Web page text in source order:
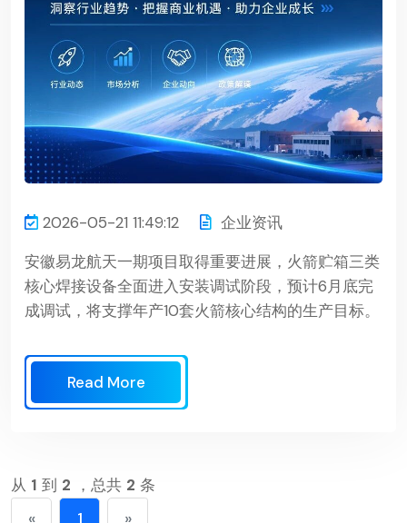
2026-05-21 11:49:12
企业资讯
安徽易龙航天一期项目取得重要进展，火箭贮箱三类
核心焊接设备全面进入安装调试阶段，预计6月底完
成调试，将支撑年产10套火箭核心结构的生产目标。
Read More
从 1 到 2 ，总共 2 条
« 1 »